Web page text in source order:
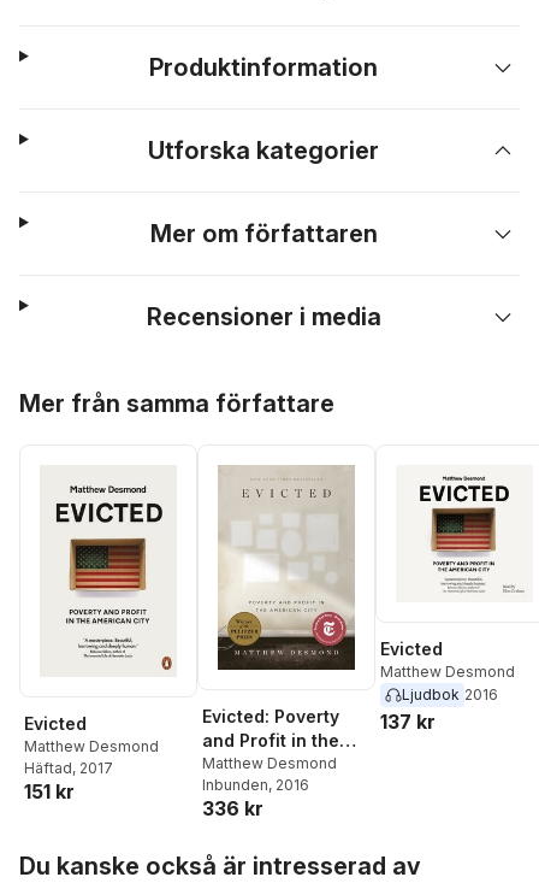
Produktinformation
Utforska kategorier
Mer om författaren
Recensioner i media
Mer från samma författare
Evicted
Matthew Desmond
Häftad, 2017
151 kr
Evicted: Poverty
and Profit in the
American City
Matthew Desmond
Inbunden, 2016
336 kr
Evicted
Matthew Desmond
Ljudbok 2016
137 kr
Du kanske också är intresserad av